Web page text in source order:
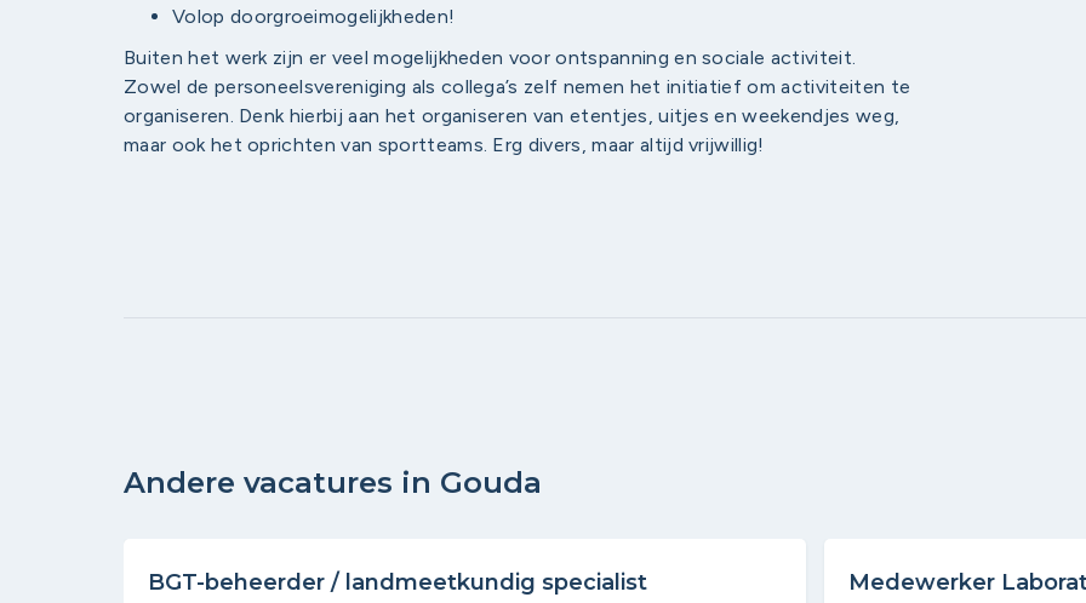
Volop doorgroeimogelijkheden!
Buiten het werk zijn er veel mogelijkheden voor ontspanning en sociale activiteit.
Zowel de personeelsvereniging als collega’s zelf nemen het initiatief om activiteiten te
organiseren. Denk hierbij aan het organiseren van etentjes, uitjes en weekendjes weg,
maar ook het oprichten van sportteams. Erg divers, maar altijd vrijwillig!
Andere vacatures in Gouda
BGT-beheerder / landmeetkundig specialist Medewerker